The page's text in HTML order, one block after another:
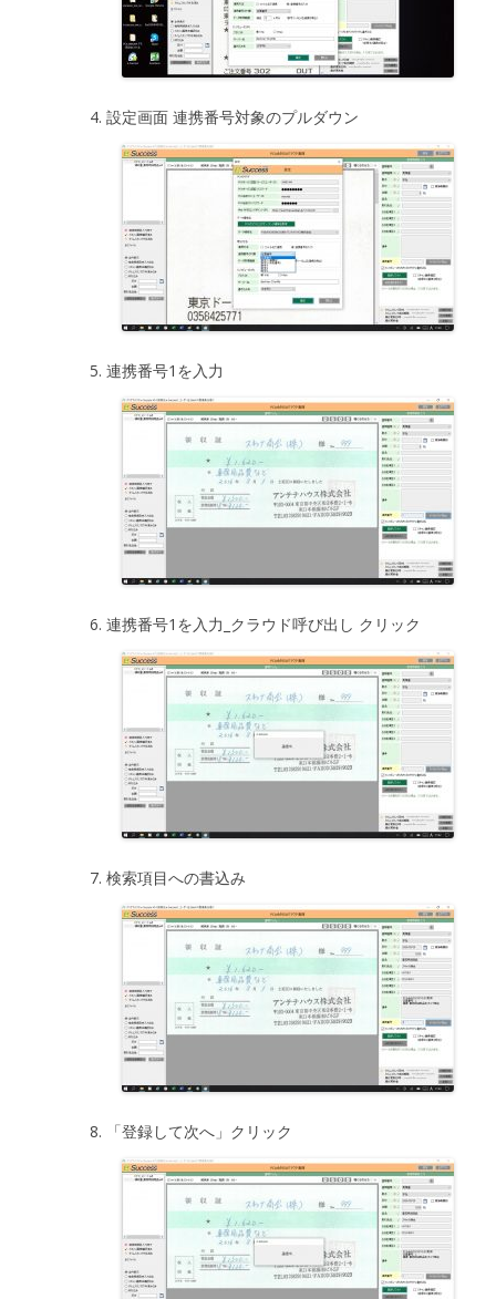
設定画面 連携番号対象のプルダウン
連携番号1を入力
連携番号1を入力_クラウド呼び出し クリック
検索項目への書込み
「登録して次へ」クリック